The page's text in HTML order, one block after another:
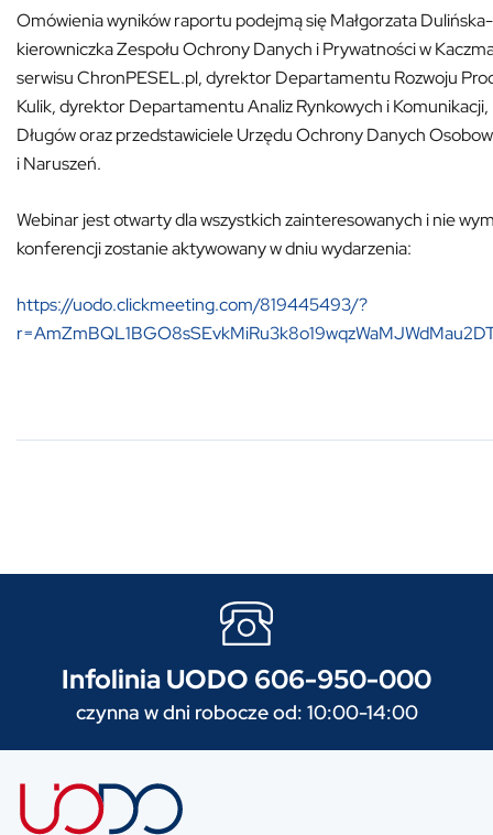
Omówienia wyników raportu podejmą się Małgorzata
kierowniczka Zespołu Ochrony Danych i Prywatności w
serwisu ChronPESEL.pl, dyrektor Departamentu Rozwoju
Kulik, dyrektor Departamentu Analiz Rynkowych i
Długów oraz przedstawiciele Urzędu Ochrony Danych
i Naruszeń.
Webinar jest otwarty dla wszystkich zainteresowanych i nie
konferencji zostanie aktywowany w dniu wydarzenia:
https://uodo.clickmeeting.com/819445493/?
Infolinia UODO 606-950-000
czynna w dni robocze od: 10:00-14:00